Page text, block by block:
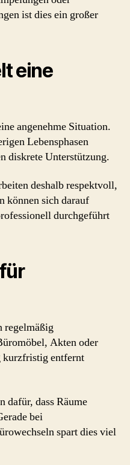
ist dies ein großer
eine
angenehme Situation.
Lebensphasen
diskrete Unterstützung.
deshalb respektvoll,
können sich darauf
durchgeführt
regelmäßig
Akten oder
kurzfristig entfernt
dafür, dass Räume
bei
spart dies viel